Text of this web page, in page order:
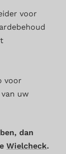
voor
voor
uw
dan
Wielcheck.